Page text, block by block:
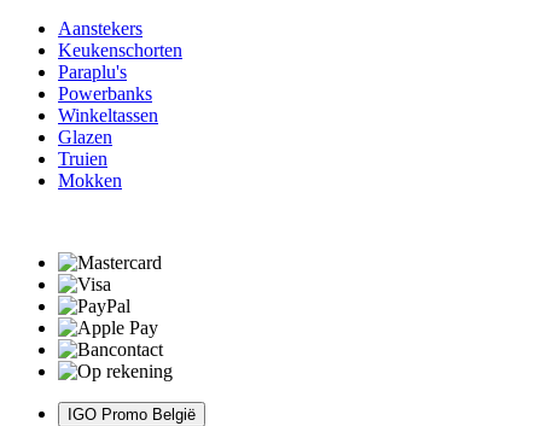
Aanstekers
Keukenschorten
Paraplu's
Powerbanks
Winkeltassen
Glazen
Truien
Mokken
IGO Promo België